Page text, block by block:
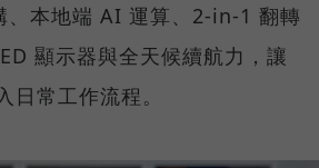
本地端 AI 運算、2-in-1 翻轉
顯示器與全天候續航力，讓
常工作流程。